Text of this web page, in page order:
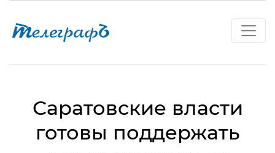
Саратовские власти
готовы поддержать